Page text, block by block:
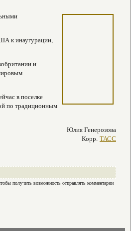
к инаугурации,
и
в поселке
по традиционным
Юлия Генерозова
Корр. ТАСС
получить возможность отправлять комментарии